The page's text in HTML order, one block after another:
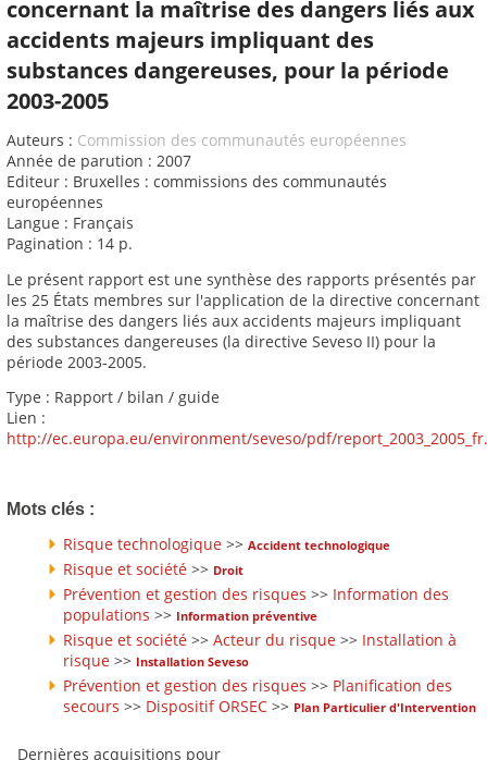
concernant la maîtrise des dangers liés aux
accidents majeurs impliquant des
substances dangereuses, pour la période
2003-2005
Auteurs : Commission des communautés européennes
Année de parution : 2007
Editeur : Bruxelles : commissions des communautés
européennes
Langue : Français
Pagination : 14 p.
Le présent rapport est une synthèse des rapports présentés par
les 25 États membres sur l'application de la directive concernant
la maîtrise des dangers liés aux accidents majeurs impliquant
des substances dangereuses (la directive Seveso II) pour la
période 2003-2005.
Type : Rapport / bilan / guide
Lien :
http://ec.europa.eu/environment/seveso/pdf/
Mots clés :
Risque technologique >> Accident technologique
Risque et société >> Droit
Prévention et gestion des risques >> Information des
populations >> Information préventive
Risque et société >> Acteur du risque >> Installation à
risque >> Installation Seveso
Prévention et gestion des risques >> Planification des
secours >> Dispositif ORSEC >> Plan Particulier d'Intervention
Dernières acquisitions pour